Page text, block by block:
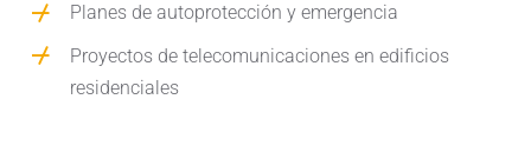
Planes de autoprotección y emergencia
Proyectos de telecomunicaciones en edificios
residenciales